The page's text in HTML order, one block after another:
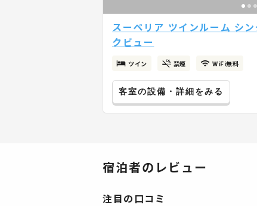
スーペリア ツインルーム シ
クビュー
ツイン 禁煙 WiFi無料
客室の設備・詳細をみる
宿泊者のレビュー
注目の口コミ